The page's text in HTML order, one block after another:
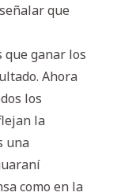
que
que ganar los
Ahora
los
la
una
como en la